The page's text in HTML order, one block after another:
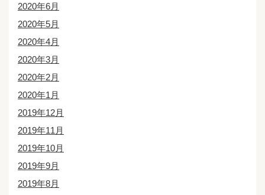
2020年6月
2020年5月
2020年4月
2020年3月
2020年2月
2020年1月
2019年12月
2019年11月
2019年10月
2019年9月
2019年8月